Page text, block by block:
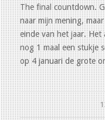
The final countdown.
naar mijn mening,
einde van het jaar.
nog 1 maal een stukje
op 4 januari de grote